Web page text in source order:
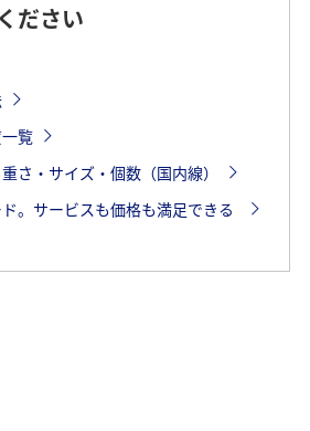
ださい
覧
さ・サイズ・個数（国内線）
。サービスも価格も満足できる